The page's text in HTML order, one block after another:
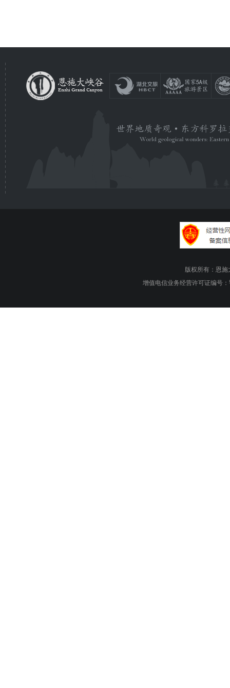
版权所有：恩施
增值电信业务经营许可证编号：